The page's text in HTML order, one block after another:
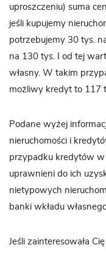
uproszczeniu) suma
jeśli kupujemy
potrzebujemy 30 tys.
na 130 tys. I od tej
własny. W takim
możliwy kredyt to 117
Podane wyżej
nieruchomości i
przypadku kredytów w
uprawnieni do ich
nietypowych
banki wkładu
Jeśli zainteresowała